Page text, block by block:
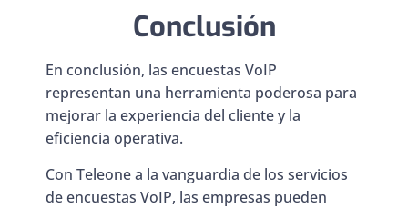
Conclusión
En conclusión, las encuestas VoIP
representan una herramienta poderosa para
mejorar la experiencia del cliente y la
eficiencia operativa.
Con Teleone a la vanguardia de los servicios
de encuestas VoIP, las empresas pueden